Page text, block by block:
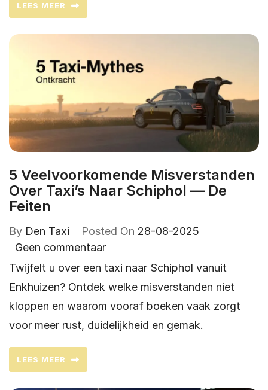
LEES MEER
5 Veelvoorkomende Misverstanden
Over Taxi’s Naar Schiphol — De
Feiten
By Den Taxi Posted On 28-08-2025
Geen commentaar
Twijfelt u over een taxi naar Schiphol vanuit
Enkhuizen? Ontdek welke misverstanden niet
kloppen en waarom vooraf boeken vaak zorgt
voor meer rust, duidelijkheid en gemak.
LEES MEER